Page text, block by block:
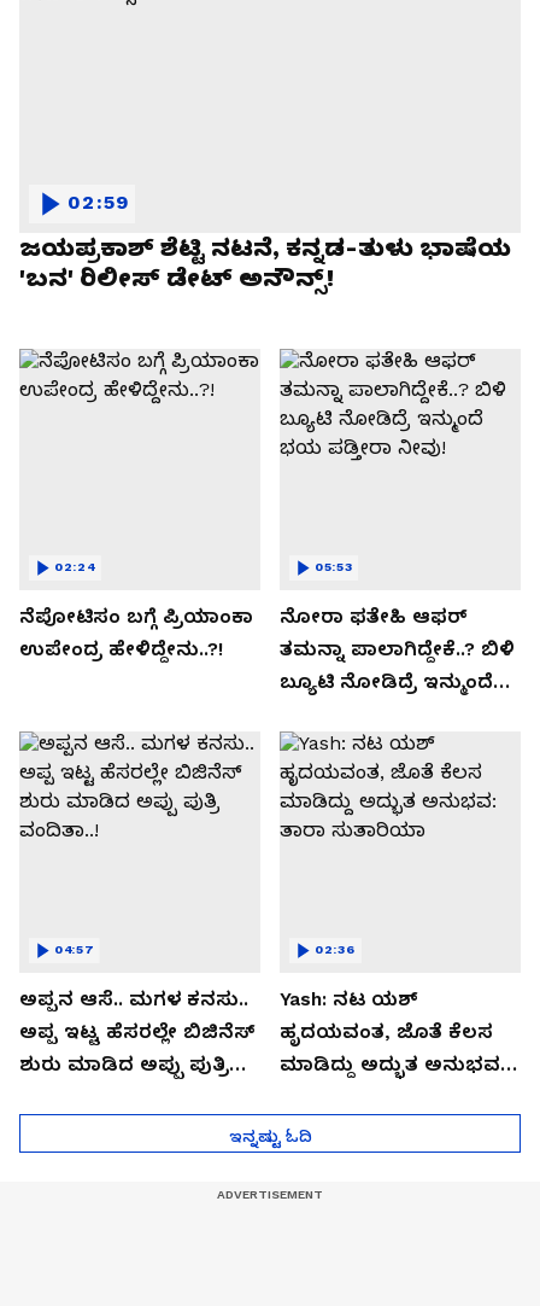
ಜಯಪ್ರಕಾಶ್ ಶೆಟ್ಟಿ ನಟನೆ, ಕನ್ನಡ-ತುಳು ಭಾಷೆಯ
'ಬನ' ರಿಲೀಸ್ ಡೇಟ್ ಅನೌನ್ಸ್!
02:59
ನೆಪೋಟಿಸಂ ಬಗ್ಗೆ ಪ್ರಿಯಾಂಕಾ
ಉಪೇಂದ್ರ ಹೇಳಿದ್ದೇನು..?!
02:24
ನೋರಾ ಫತೇಹಿ ಆಫರ್​
ತಮನ್ನಾ ಪಾಲಾಗಿದ್ದೇಕೆ..? ಬಿಳಿ
ಬ್ಯೂಟಿ ನೋಡಿದ್ರೆ ಇನ್ಮುಂದೆ
05:53
ಅಪ್ಪನ ಆಸೆ.. ಮಗಳ ಕನಸು..
ಅಪ್ಪ ಇಟ್ಟ ಹೆಸರಲ್ಲೇ ಬಿಜಿನೆಸ್​
ಶುರು ಮಾಡಿದ ಅಪ್ಪು ಪುತ್ರಿ
04:57
Yash: ನಟ ಯಶ್​
ಹೃದಯವಂತ, ಜೊತೆ ಕೆಲಸ
ಮಾಡಿದ್ದು ಅದ್ಭುತ ಅನುಭವ:
02:36
ಇನ್ನಷ್ಟು ಓದಿ